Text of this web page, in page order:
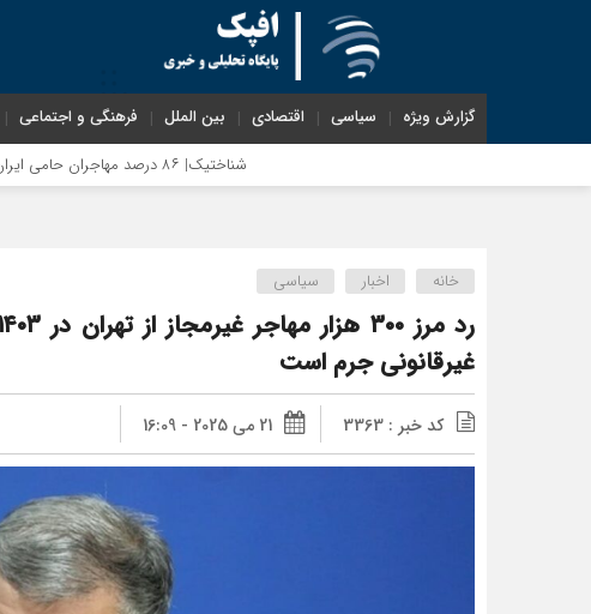
گزارش ویژه سیاسی اقتصادی بین الملل فرهنگی و اجتماعی
خانه اخبار سیاسی
غیرقانونی جرم است
کد خبر : 3363 21 می 2025 - 16:09